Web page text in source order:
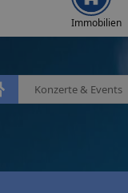
Immobilien
Konzerte & Events